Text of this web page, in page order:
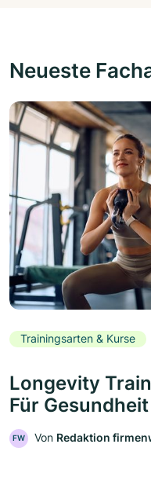
Neueste
Trainingsarten & Kurse
Longevity
Für
FW Von Redaktion